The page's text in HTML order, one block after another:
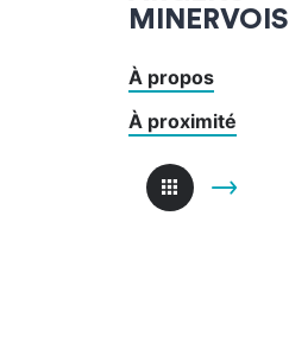
MINERVOIS
À propos
À proximité